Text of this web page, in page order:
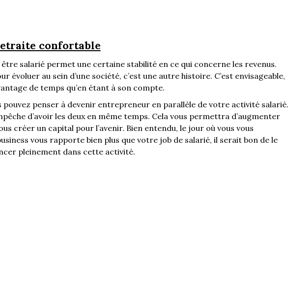
confortable
être salarié permet une certaine stabilité en ce qui concerne les revenus.
évoluer au sein d’une société, c’est une autre histoire. C’est envisageable,
de temps qu’en étant à son compte.
pouvez penser à devenir entrepreneur en parallèle de votre activité salarié.
d’avoir les deux en même temps. Cela vous permettra d’augmenter
créer un capital pour l’avenir. Bien entendu, le jour où vous vous
vous rapporte bien plus que votre job de salarié, il serait bon de le
pleinement dans cette activité.